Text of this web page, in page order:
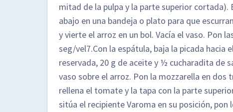
mitad de la pulpa y la parte superior
abajo en una bandeja o plato para que
y vierte el arroz en un bol. Vacía el vaso. Pon
seg/vel7.Con la espátula, baja la picada
reservada, 20 g de aceite y ½ cucharadita de
vaso sobre el arroz. Pon la mozzarella en
rellena el tomate y la tapa con la parte
sitúa el recipiente Varoma en su posición,